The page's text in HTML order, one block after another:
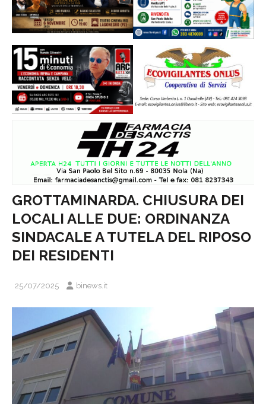
GROTTAMINARDA. CHIUSURA DEI
LOCALI ALLE DUE: ORDINANZA
SINDACALE A TUTELA DEL RIPOSO
DEI RESIDENTI
25/07/2025 binews.it